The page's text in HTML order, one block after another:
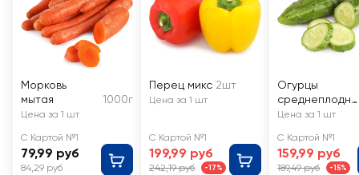
Морковь
мытая
1000г
Цена за 1 шт
С Картой №1
79,99 руб
84,29 руб
Перец микс 2шт
Цена за 1 шт
С Картой №1
199,99 руб
242,19 руб -17%
Огурцы
среднеплодны
е Атлет
Цена за 1 шт
С Картой №1
159,99 руб
189,49 руб -15%